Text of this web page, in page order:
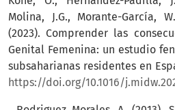
Molina, J.G., Morante-García,
(2023). Comprender las
Genital Femenina: un estudio
subsaharianas residentes en
https://doi.org/10.1016/